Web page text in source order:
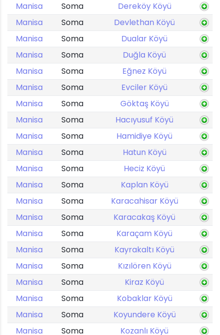
Manisa
Soma
Dereköy Köyü
Manisa
Soma
Devlethan Köyü
Manisa
Soma
Dualar Köyü
Manisa
Soma
Duğla Köyü
Manisa
Soma
Eğnez Köyü
Manisa
Soma
Evciler Köyü
Manisa
Soma
Göktaş Köyü
Manisa
Soma
Hacıyusuf Köyü
Manisa
Soma
Hamidiye Köyü
Manisa
Soma
Hatun Köyü
Manisa
Soma
Heciz Köyü
Manisa
Soma
Kaplan Köyü
Manisa
Soma
Karacahisar Köyü
Manisa
Soma
Karacakaş Köyü
Manisa
Soma
Karaçam Köyü
Manisa
Soma
Kayrakaltı Köyü
Manisa
Soma
Kızılören Köyü
Manisa
Soma
Kiraz Köyü
Manisa
Soma
Kobaklar Köyü
Manisa
Soma
Koyundere Köyü
Manisa
Soma
Kozanlı Köyü